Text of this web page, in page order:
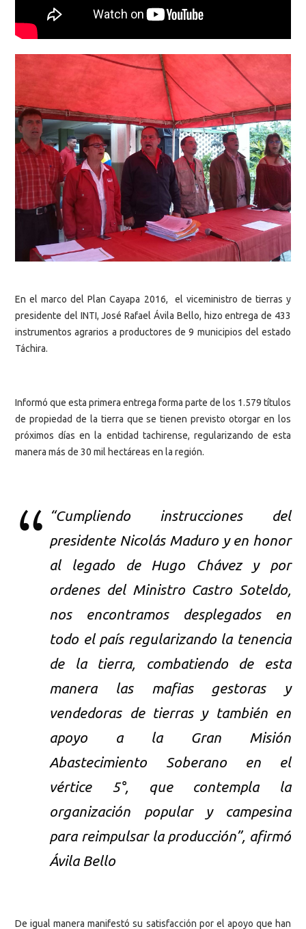
En el marco del Plan Cayapa 2016, el viceministro de tierras y
presidente del INTI, José Rafael Ávila Bello, hizo entrega de 433
instrumentos agrarios a productores de 9 municipios del estado
Táchira.
Informó que esta primera entrega forma parte de los 1.579 títulos
de propiedad de la tierra que se tienen previsto otorgar en los
próximos días en la entidad tachirense, regularizando de esta
manera más de 30 mil hectáreas en la región.
“Cumpliendo instrucciones del
presidente Nicolás Maduro y en honor
al legado de Hugo Chávez y por
ordenes del Ministro Castro Soteldo,
nos encontramos desplegados en
todo el país regularizando la tenencia
de la tierra, combatiendo de esta
manera las mafias gestoras y
vendedoras de tierras y también en
apoyo a la Gran Misión
Abastecimiento Soberano en el
vértice 5°, que contempla la
organización popular y campesina
para reimpulsar la producción”, afirmó
Ávila Bello
De igual manera manifestó su satisfacción por el apoyo que han